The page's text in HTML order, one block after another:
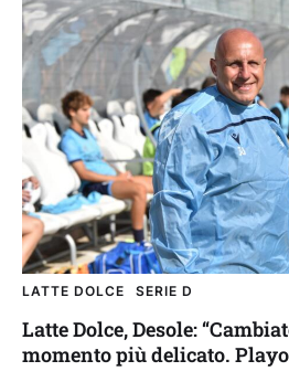
LATTE DOLCE SERIE D
Latte Dolce, Desole:
momento più delicato.